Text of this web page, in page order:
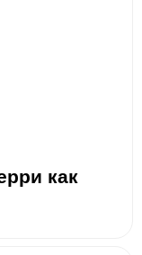
как